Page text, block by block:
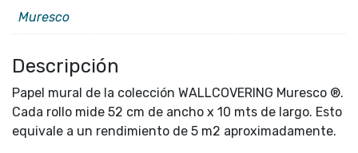
Muresco
Descripción
Papel mural de la colección WALLCOVERING Muresco ®.
Cada rollo mide 52 cm de ancho x 10 mts de largo. Esto
equivale a un rendimiento de 5 m2 aproximadamente.